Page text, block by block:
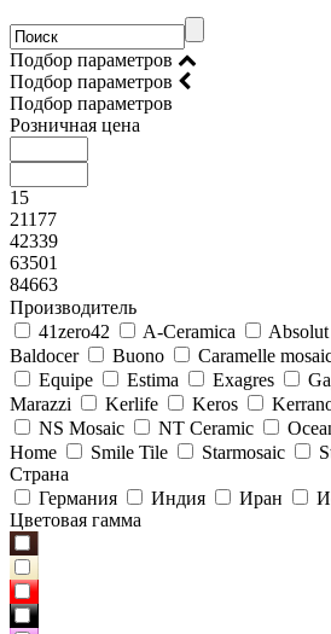
Подбор параметров
Подбор параметров
Подбор параметров
Розничная цена
15
21177
42339
63501
84663
Производитель
41zero42
A-Ceramica
Baldocer
Buono Caramelle
Equipe
Estima Exagres
Marazzi
Kerlife Keros
NS Mosaic
NT Ceramic
Home
Smile Tile Starmosaic
Страна
Германия
Индия Иран
Цветовая гамма